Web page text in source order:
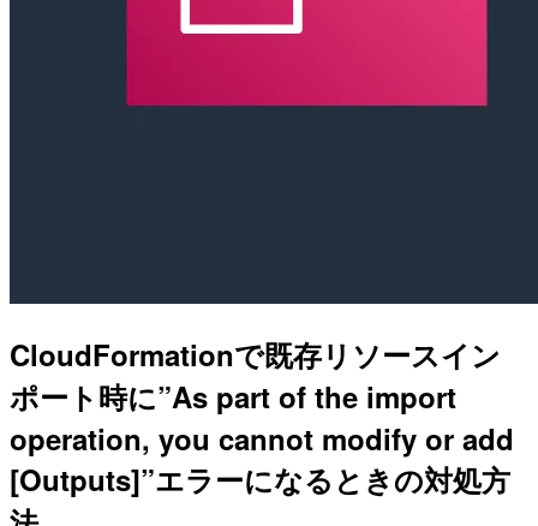
CloudFormationで既存リソースイン
ポート時に”As part of the import
operation, you cannot modify or add
[Outputs]”エラーになるときの対処方